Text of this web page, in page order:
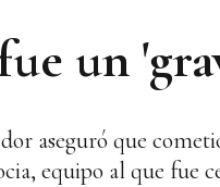
un
aseguró que
equipo al que fue